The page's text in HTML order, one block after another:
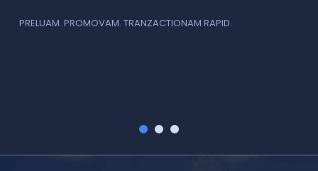
PRELUAM. PROMOVAM. TRANZACTIONAM RAPID.